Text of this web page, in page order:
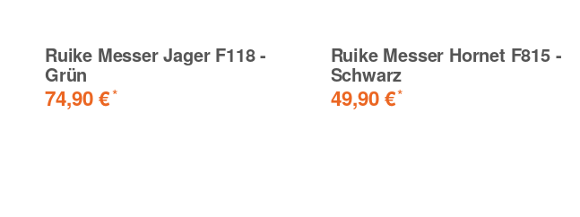
Ruike Messer Jager F118 -
Grün
74,90 €*
Ruike Messer Hornet F815 -
Schwarz
49,90 €*